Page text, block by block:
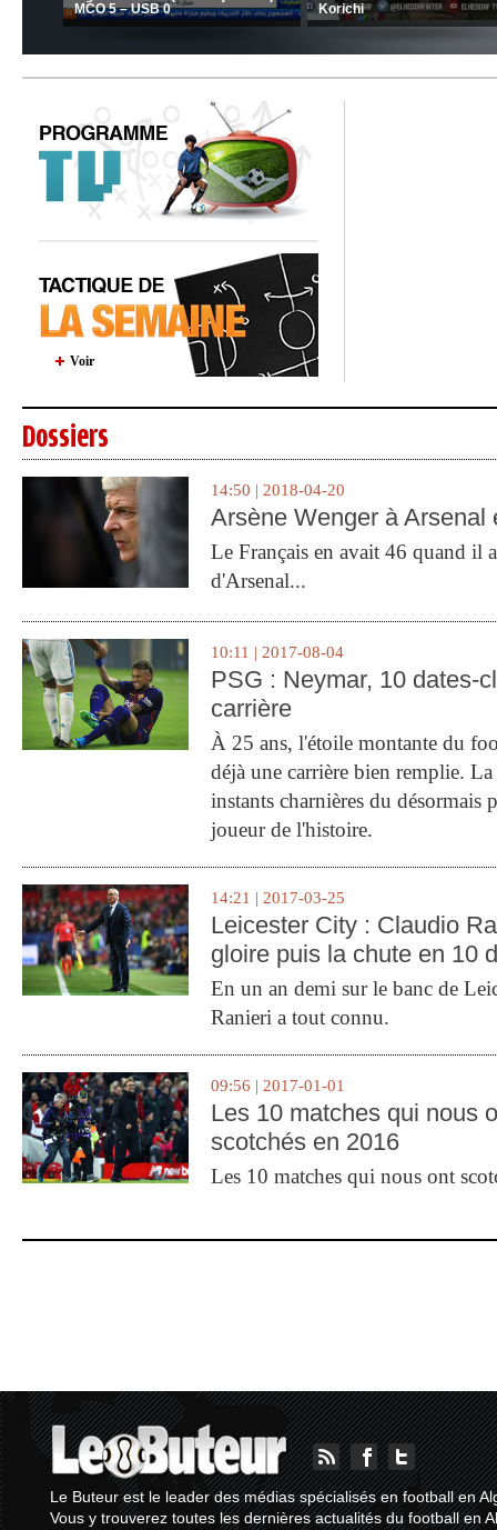
Korichi
MCO 5 – USB 0
Voir
Dossiers
14:50 | 2018-04-20
Arsène Wenger à Arsenal
Le Français en avait 46 quand il
d'Arsenal...
10:11 | 2017-08-04
PSG : Neymar, 10 dates-
carrière
À 25 ans, l'étoile montante du
déjà une carrière bien remplie.
instants charnières du désormais
joueur de l'histoire.
14:21 | 2017-03-25
Leicester City : Claudio
gloire puis la chute en 10
En un an demi sur le banc de
Ranieri a tout connu.
09:56 | 2017-01-01
Les 10 matches qui nous
scotchés en 2016
Les 10 matches qui nous ont
Le Buteur est le leader des médias spécialisés en football en
Vous y trouverez toutes les dernières actualités du football en